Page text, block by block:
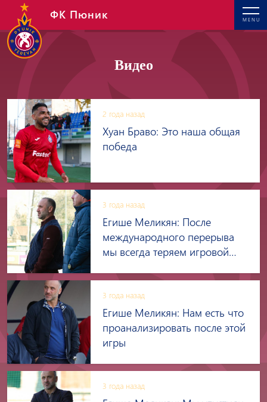
MENU
ФК Пюник
Видео
2 года назад
Хуан Браво: Это наша общая
победа
3 года назад
Егише Меликян: После
международного перерыва
мы всегда теряем игровой
3 года назад
Егише Меликян: Нам есть что
проанализировать после этой
игры
3 года назад